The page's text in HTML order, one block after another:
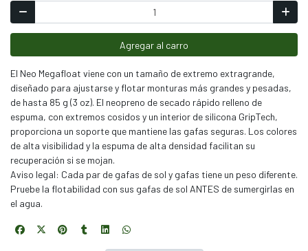
Agregar al carro
El Neo Megafloat viene con un tamaño de extremo extragrande,
diseñado para ajustarse y flotar monturas más grandes y pesadas,
de hasta 85 g (3 oz). El neopreno de secado rápido relleno de
espuma, con extremos cosidos y un interior de silicona GripTech,
proporciona un soporte que mantiene las gafas seguras. Los colores
de alta visibilidad y la espuma de alta densidad facilitan su
recuperación si se mojan.
Aviso legal: Cada par de gafas de sol y gafas tiene un peso diferente.
Pruebe la flotabilidad con sus gafas de sol ANTES de sumergirlas en
el agua.